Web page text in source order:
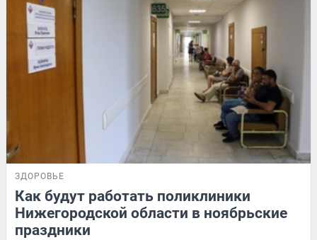
ЗДОРОВЬЕ
Как будут работать поликлиники
Нижегородской области в ноябрьские
праздники